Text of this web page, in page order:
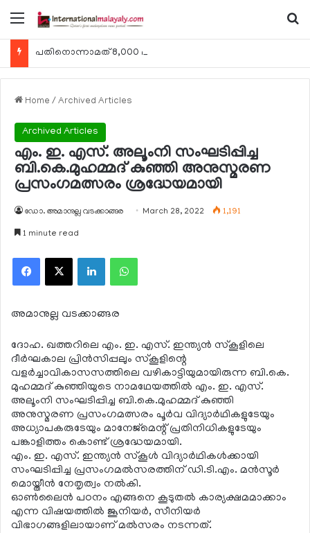
Menu
Home / Archived Articles
Archived Articles
എം. ഇ. എസ്. അലൂംനി സംഘടിപ്പിച്ച
ബി.കെ.മുഹമ്മദ് കുഞ്ഞി അനുസ്മരണ
പ്രസംഗമത്സരം ശ്രദ്ധേയമായി
ഡോ. അമാനുല്ല വടക്കാങ്ങര March 28, 2022 1,191
1 minute read
Facebook
X LinkedInWhatsApp
അമാനുല്ല വടക്കാങ്ങര
ദോഹ. ഖത്തറിലെ എം. ഇ. എസ്. ഇന്ത്യന്‍ സ്‌കൂളിലെ
ദീര്‍ഘകാല പ്രിന്‍സിപ്പലും സ്‌കൂളിന്റെ
വളര്‍ച്ചാവികാസസത്തിലെ വഴികാട്ടിയുമായിരുന്ന ബി.കെ.
മുഹമ്മദ് കുഞ്ഞിയുടെ നാമഥേയത്തില്‍ എം. ഇ. എസ്.
അലൂംനി സംഘടിപ്പിച്ച ബി.കെ.മുഹമ്മദ് കുഞ്ഞി
അനുസ്മരണ പ്രസംഗമത്സരം പൂര്‍വ വിദ്യാര്‍ഥികളുടേയും
അധ്യാപകരുടേയും മാനേജ്‌മെന്റ് പ്രതിനിധികളുടേയും
പങ്കാളിത്തം കൊണ്ട് ശ്രദ്ധേയമായി.
എം. ഇ. എസ്. ഇന്ത്യന്‍ സ്‌കൂള്‍ വിദ്യാര്‍ഥികള്‍ക്കായി
സംഘടിപ്പിച്ച പ്രസംഗമല്‍സരത്തിന് ഡി.ടി.എം. മന്‍സൂര്‍
മൊയ്തീന്‍ നേതൃത്വം നല്‍കി.
ഓണ്‍ലൈന്‍ പഠനം എങ്ങനെ കൂടുതല്‍ കാര്യക്ഷമമാക്കാം
എന്ന വിഷയത്തില്‍ ജൂനിയര്‍, സീനിയര്‍
വിഭാഗങ്ങളിലായാണ് മല്‍സരം നടന്നത്.